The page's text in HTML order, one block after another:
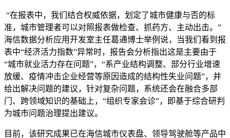
“在报表中，我们结合权威依据，划定了城市健康与否的标
准，城市管理者可以对照报表做检查、抓药方、主动出击。”
海信数据分析应用开发室主任葛通博士举例说，当我们看到报
表中“经济活力指数”异常时，报告会分析指出这是主要由于
“城市就业活力存在问题”，“系产业结构调整、部分行业增速
放缓、疫情冲击企业经营等原因造成的结构性失业问题”，并
给出解决问题的建议，针对复杂问题，系统还会在融合多部
门、跨领域知识的基础上，“组织专家会诊”，即基于综合研判
为城市问题治理提出建议。
目前，该研究成果已在海信城市仪表盘、领导驾驶舱等产品中